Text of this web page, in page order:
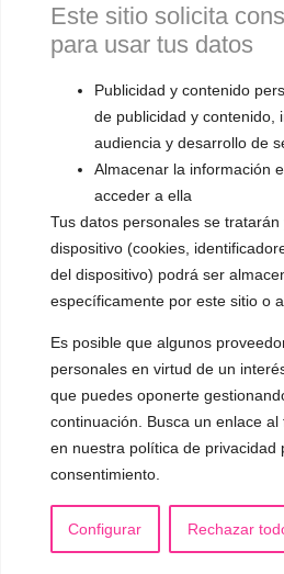
Este sitio solicita
para usar tus datos
Publicidad y contenido
de publicidad y contenido,
audiencia y desarrollo de
Almacenar la información
acceder a ella
Tus datos personales se
dispositivo (cookies,
del dispositivo) podrá ser
específicamente por este sitio o
Es posible que algunos
personales en virtud de un
que puedes oponerte
continuación. Busca un enlace
en nuestra política de privacidad
consentimiento.
Configurar Rechazar
▪️ Neutralización de la voz
▪️ Androginización de la voz
OTRAS SESIONES
▪️ Caracterización de la voz
▪️ Voz virilizada por esteroides
▪️ Modificación del acento
CONTACTO Y CITAS
Pide tu CITA ONLINE
WhatsApp :+34 625 14 46 47